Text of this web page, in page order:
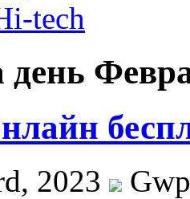
tech
2023
Gwp